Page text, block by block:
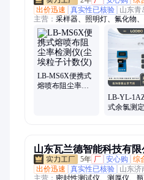
出价迅速
真实性已核验
山东青
主营： 采样器、照明灯、氟化物
体检测、液液萃取仪、红外测油
线监测、细菌培养、微控制器、
全柜、大气污染物、明渠流量计
体探测器、恒温恒湿系统、双重
LB-MS6X便携式
熔喷布阻尘率检
LB-YL-
式余氯测
山东瓦兰德智能科技有限
5年 厂 安心购 综
出价迅速
真实性已核验
山东济
主营： 密封性测试仪、测厚仪、